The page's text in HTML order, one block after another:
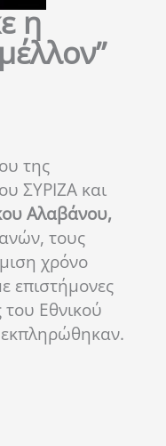
η
της
ΣΥΡΙΖΑ και
Αλαβάνου,
τους
χρόνο
επιστήμονες
του Εθνικού